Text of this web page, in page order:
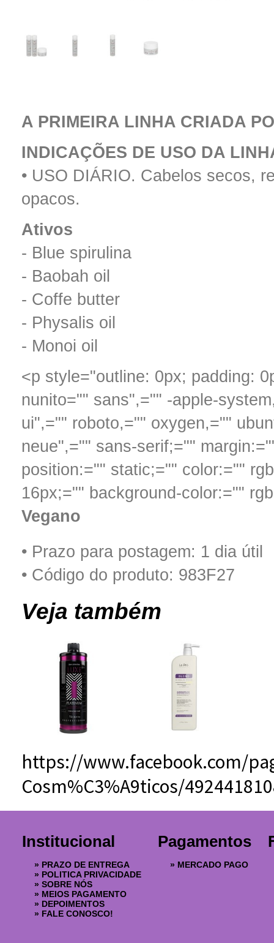
A PRIMEIRA LINHA CRIADA
INDICAÇÕES DE USO DA
• USO DIÁRIO. Cabelos secos,
opacos.
Ativos
- Blue spirulina
- Baobah oil
- Coffe butter
- Physalis oil
- Monoi oil
<p style="outline: 0px; padding:
nunito="" sans",="" -apple-
ui",="" roboto,="" oxygen,=""
neue",="" sans-serif;=""
position:="" static;="" color:=""
16px;="" background-color:=""
Vegano
• Prazo para postagem: 1 dia útil
• Código do produto: 983F27
Veja também
https://www.facebook.com/
Cosm%C3%A9ticos/
Institucional
» PRAZO DE ENTREGA
» POLITICA PRIVACIDADE
» SOBRE NÓS
» MEIOS PAGAMENTO
» DEPOIMENTOS
» FALE CONOSCO!
Pagamentos
» MERCADO PAGO